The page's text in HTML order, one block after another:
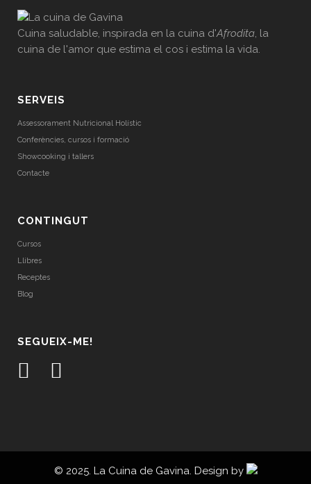
Cuina saludable, inspirada en la cuina d'Afrodita, la
cuina de l'amor que estima el cos i estima la vida.
SERVEIS
Assessorament Nutricional Holístic
Conferències, cursos i formació
Showcooking i tallers
Contacte
CONTINGUT
Cursos
Llibres
Receptes
Blog
SEGUEIX-ME!
© 2025. La Cuina de Gavina. Design by